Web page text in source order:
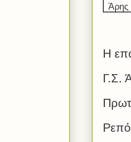
Άρης
Η
Γ.Σ.